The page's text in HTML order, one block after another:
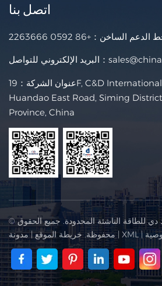
اتصل بنا
الدعم الساخن： +86 0592 2263666
البريد الإلكتروني للتواصل：
عنوان الشركة：19F, C&D International Building, No.1699
Huandao East Road, Siming
Province, China
© شركة شيامن سي آند دي للطاقة الناشئة المحدودة. جميع الحقوق
محفوظة.خريطة الموقع|مدونة | XML |